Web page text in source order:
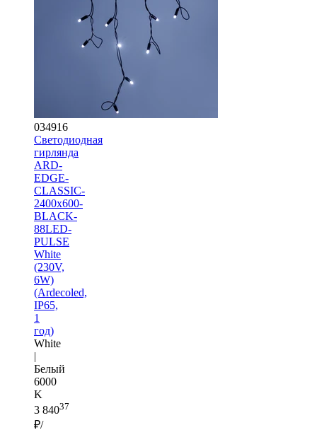
034916
Светодиодная
гирлянда
ARD-
EDGE-
CLASSIC-
2400x600-
BLACK-
88LED-
PULSE
White
(230V,
6W)
(Ardecoled,
IP65,
1
год)
White
|
Белый
6000
K
3 84037
₽/